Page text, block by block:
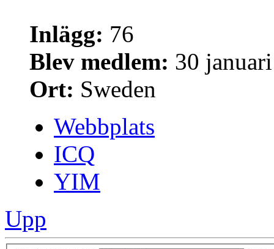
Inlägg: 76
Blev medlem: 30
Ort: Sweden
Webbplats
ICQ
YIM
Upp